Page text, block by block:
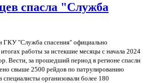
спасла "Служба
ГКУ "Служба спасения" официально
работы за истекшие месяцы с начала 2024
Вести, за прошедший период в регионе спасли
свыше 2500 рейдов по патрулированию
специалисты организовали более 180